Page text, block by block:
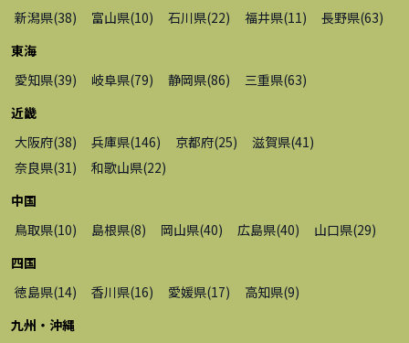
新潟県(38) 富山県(10) 石川県(22) 福井県(11 ) 長野県(63)
東海
愛知県(39) 岐阜県(79) 静岡県(86) 三重県(63)
近畿
大阪府(38) 兵庫県(146) 京都府(25) 滋賀県(41 )
奈良県(31 ) 和歌山県(22)
中国
鳥取県(10) 島根県(8) 岡山県(40) 広島県(40) 山口県(29)
四国
徳島県(14) 香川県(16) 愛媛県(17) 高知県(9)
九州・沖縄